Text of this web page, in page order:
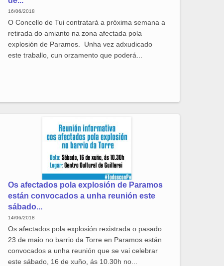
16/06/2018
O Concello de Tui contratará a próxima semana a
retirada do amianto na zona afectada pola
explosión de Paramos. Unha vez adxudicado
este traballo, cun orzamento que poderá...
Os afectados pola explosión de Paramos
están convocados a unha reunión este
sábado...
14/06/2018
Os afectados pola explosión rexistrada o pasado
23 de maio no barrio da Torre en Paramos están
convocados a unha reunión que se vai celebrar
este sábado, 16 de xuño, ás 10.30h no...